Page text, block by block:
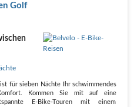
Golf
für sieben Nächte Ihr schwimmendes
Kommen Sie mit auf eine
E-Bike-Touren mit einem